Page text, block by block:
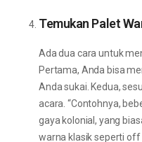
Temukan Palet
Ada dua cara untuk
Pertama, Anda bisa
Anda sukai. Kedua,
acara. “Contohnya,
gaya kolonial, yang
warna klasik seperti